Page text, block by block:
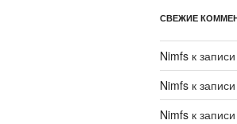
СВЕЖИЕ
Nimfsк
Nimfsк
Nimfsк